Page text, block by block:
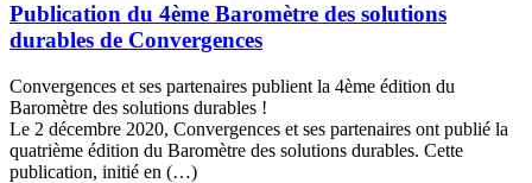
Publication du 4ème Baromètre des solutions
durables de Convergences
Convergences et ses partenaires publient la 4ème édition du
Baromètre des solutions durables !
Le 2 décembre 2020, Convergences et ses partenaires ont publié la
quatrième édition du Baromètre des solutions durables. Cette
publication, initié en (…)